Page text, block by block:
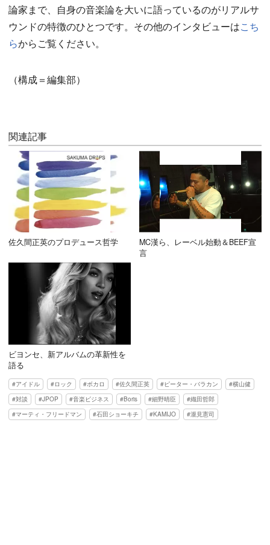
論家まで、自身の音楽論を大いに語っているのがリアルサ
ウンドの特徴のひとつです。その他のインタビューはこち
らからご覧ください。
（構成＝編集部）
関連記事
佐久間正英のプロデュース哲学
MC漢ら、レーベル始動＆BEEF宣
言
ビヨンセ、新アルバムの革新性を
語る
アイドル ロック ボカロ 佐久間正英 ピーター・バラカン
横山健
対談
JPOP 音楽ビジネス Boris 細野晴臣
織田哲郎
マーティ・フリードマン
石田ショーキチ KAMIJO 瀧見憲司